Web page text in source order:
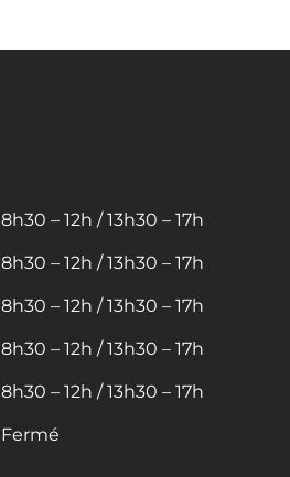
8h30 – 12h / 13h30 – 17h
8h30 – 12h / 13h30 – 17h
8h30 – 12h / 13h30 – 17h
8h30 – 12h / 13h30 – 17h
8h30 – 12h / 13h30 – 17h
Fermé